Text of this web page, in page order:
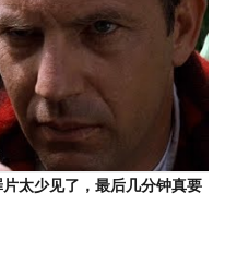
太少见了，最后几分钟真要